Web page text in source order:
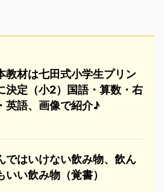
教材は七田式小学生プリン
決定（小2）国語・算数・右
英語、画像で紹介♪
ではいけない飲み物、飲ん
いい飲み物（覚書）